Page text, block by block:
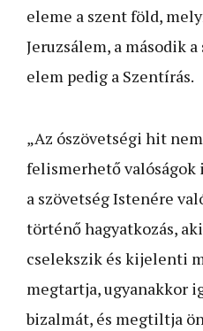
eleme a szent föld,
Jeruzsálem, a második
elem pedig a Szentírás.
„Az ószövetségi hit
felismerhető valóságok
a szövetség Istenére
történő hagyatkozás,
cselekszik és kijelenti
megtartja, ugyanakkor
bizalmát, és megtiltja